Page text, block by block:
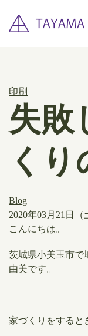
印刷
失敗
くり
Blog
2020年03月21日（
​こんにちは。
茨城県小美玉市で
由美です。
家づくりをすると